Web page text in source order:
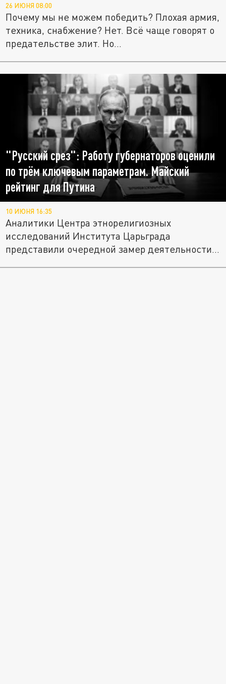
26 ИЮНЯ 08:00
Почему мы не можем победить? Плохая армия,
техника, снабжение? Нет. Всё чаще говорят о
предательстве элит. Но...
"Русский срез": Работу губернаторов оценили
по трём ключевым параметрам. Майский
рейтинг для Путина
10 ИЮНЯ 16:35
Аналитики Центра этнорелигиозных
исследований Института Царьграда
представили очередной замер деятельности...